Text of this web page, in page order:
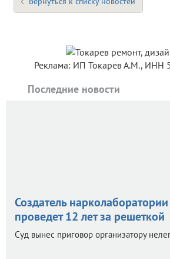
Реклама: ИП Токарев А.М., ИНН
Последние новости
Создатель
проведет 12 лет за решеткой
Суд вынес приговор организатору